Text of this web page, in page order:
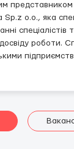
представником
Sp.z o.o., яка
спеціалістів
роботи.